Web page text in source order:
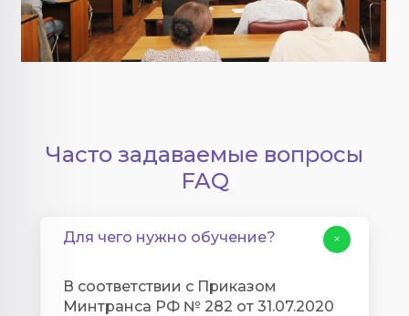
Часто задаваемые вопросы
FAQ
Для чего нужно обучение?
В соответствии с Приказом
Минтранса РФ № 282 от 31.07.2020
+